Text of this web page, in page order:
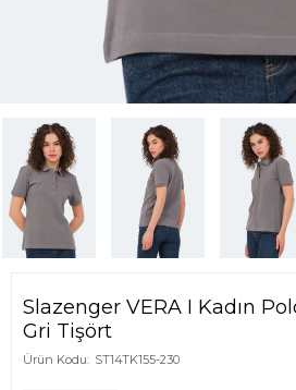
Slazenger VERA I Kadın
Gri Tişört
Ürün Kodu: ST14TK155-230